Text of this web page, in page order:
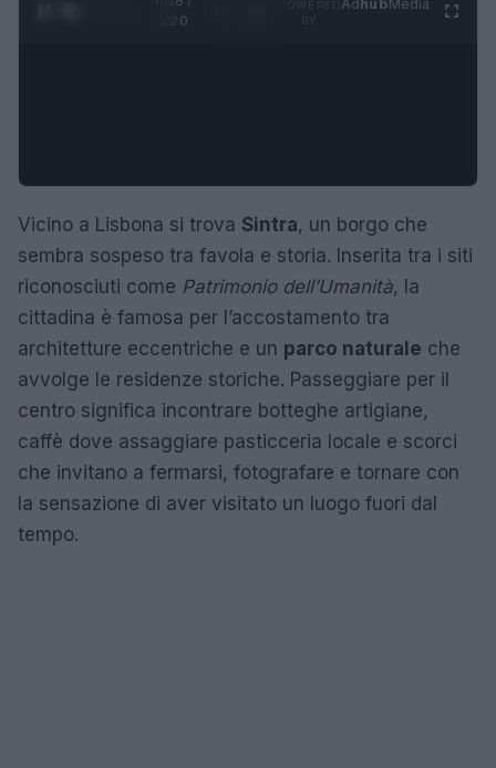
1:20
AdhubMedia
Vicino a Lisbona si trova Sintra, un borgo che
sembra sospeso tra favola e storia. Inserita tra i siti
riconosciuti come Patrimonio dell’Umanità, la
cittadina è famosa per l’accostamento tra
architetture eccentriche e un parco naturale che
avvolge le residenze storiche. Passeggiare per il
centro significa incontrare botteghe artigiane,
caffè dove assaggiare pasticceria locale e scorci
che invitano a fermarsi, fotografare e tornare con
la sensazione di aver visitato un luogo fuori dal
tempo.